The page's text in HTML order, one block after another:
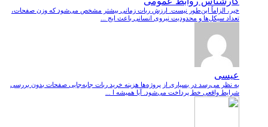
خیر، الزاماً این‌طور نیست. ارزش ربات زمانی بیشتر مشخص می‌شود که وزن صفحات،
تعداد سیکل‌ها و محدودیت نیروی انسانی باعث ایج ...
عیسی
به نظر می‌رسد در بسیاری از پروژه‌ها هزینه خرید ربات جابه‌جایی صفحات بدون بررسی
شرایط واقعی خط پرداخت می‌شود. آیا همیشه ا ...